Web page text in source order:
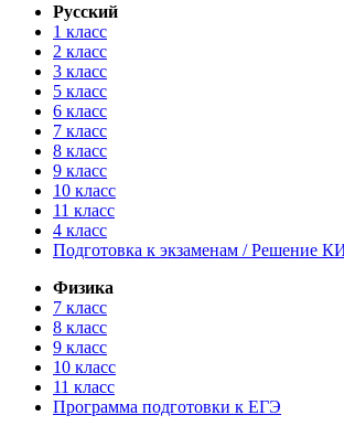
Русский
1 класс
2 класс
3 класс
5 класс
6 класс
7 класс
8 класс
9 класс
10 класс
11 класс
4 класс
Подготовка к экзаменам / Решение
Физика
7 класс
8 класс
9 класс
10 класс
11 класс
Программа подготовки к ЕГЭ